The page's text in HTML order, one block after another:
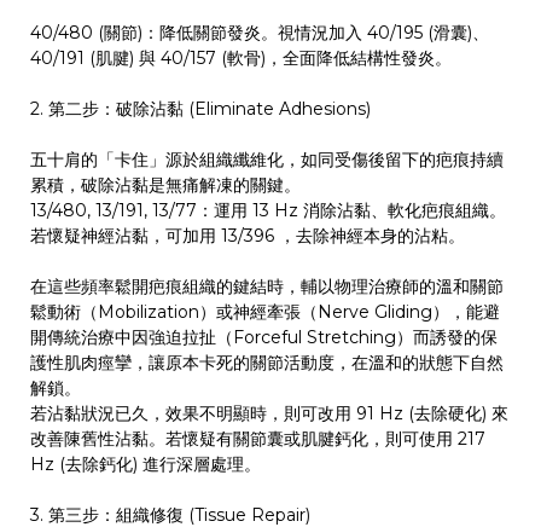
40/480 (關節)：降低關節發炎。視情況加入 40/195 (滑囊)、
40/191 (肌腱) 與 40/157 (軟骨)，全面降低結構性發炎。
2. 第二步：破除沾黏 (Eliminate Adhesions)
五十肩的「卡住」源於組織纖維化，如同受傷後留下的疤痕持續
累積，破除沾黏是無痛解凍的關鍵。
13/480, 13/191, 13/77：運用 13 Hz 消除沾黏、軟化疤痕組織。
若懷疑神經沾黏，可加用 13/396 ，去除神經本身的沾粘。
在這些頻率鬆開疤痕組織的鍵結時，輔以物理治療師的溫和關節
鬆動術（Mobilization）或神經牽張（Nerve Gliding），能避
開傳統治療中因強迫拉扯（Forceful Stretching）而誘發的保
護性肌肉痙攣，讓原本卡死的關節活動度，在溫和的狀態下自然
解鎖。
若沾黏狀況已久，效果不明顯時，則可改用 91 Hz (去除硬化) 來
改善陳舊性沾黏。若懷疑有關節囊或肌腱鈣化，則可使用 217
Hz (去除鈣化) 進行深層處理。
3. 第三步：組織修復 (Tissue Repair)